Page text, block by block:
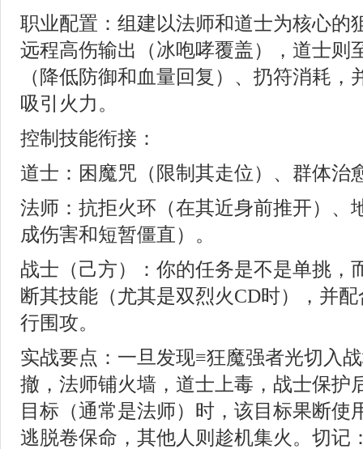
职业配置：组建以法师和道士为核心的
远程高伤输出（冰咆哮覆盖），道士则
（降低防御和血量回复）、扔符消耗，
吸引火力。
控制技能衔接：
道士：困魔咒（限制其走位）、群体治
法师：抗拒火环（在其近身前推开）、
成伤害和短暂僵直）。
战士（己方）：你的任务是不是单挑，
断其技能（尤其是双烈火CD时），并
行围攻。
实战要点：一旦发现≡狂魔强者光切入
撤，法师铺火墙，道士上毒，战士保护
目标（通常是法师）时，该目标果断使
逃脱卷保命，其他人则趁机集火。切记